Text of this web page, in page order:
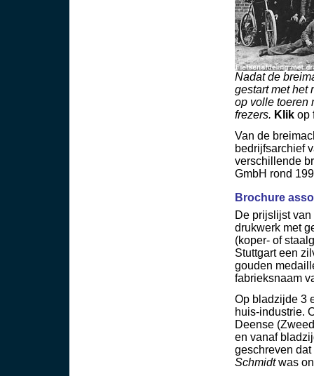
Nadat de
gestart met het
op volle toeren
frezers. Klik op
Van de
bedrijfsarchief
verschillende
GmbH rond
Brochure
De prijslijst
drukwerk met
(koper- of
Stuttgart een
gouden
fabrieksnaam
Op bladzijde 3
huis-industrie.
Deense
en vanaf
geschreven
Schmidtwas